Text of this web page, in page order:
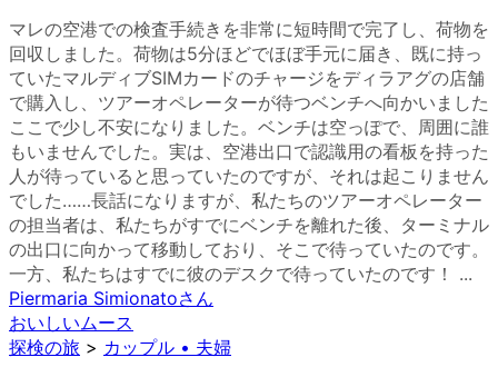
マレの空港での検査手続きを非常に短時間で完了し、荷物を
回収しました。荷物は5分ほどでほぼ手元に届き、既に持っ
ていたマルディブSIMカードのチャージをディラアグの店舗
で購入し、ツアーオペレーターが待つベンチへ向かいました
ここで少し不安になりました。ベンチは空っぽで、周囲に誰
もいませんでした。実は、空港出口で認識用の看板を持った
人が待っていると思っていたのですが、それは起こりません
でした……長話になりますが、私たちのツアーオペレーター
の担当者は、私たちがすでにベンチを離れた後、ターミナル
の出口に向かって移動しており、そこで待っていたのです。
一方、私たちはすでに彼のデスクで待っていたのです！ ...
Piermaria Simionatoさん
おいしいムース
探検の旅 > カップル • 夫婦